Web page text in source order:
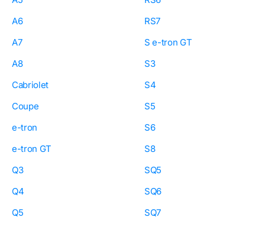
A6
A7
A8
Cabriolet
Coupe
e-tron
e-tron GT
Q3
Q4
Q5
RS7
S e-tron GT
S3
S4
S5
S6
S8
SQ5
SQ6
SQ7